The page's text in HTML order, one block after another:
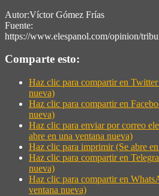
Autor:Víctor Gómez Frías
Fuente:
https://www.elespanol.com/opinion/
Comparte esto:
Haz clic para compartir en Twitter
nueva)
Haz clic para compartir en
nueva)
Haz clic para enviar por correo
abre en una ventana nueva)
Haz clic para imprimir (Se abre
Haz clic para compartir en
nueva)
Haz clic para compartir en
ventana nueva)